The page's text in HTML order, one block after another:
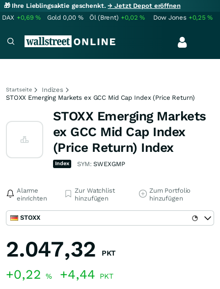
🎁 Ihre Lieblingsaktie geschenkt.→ Jetzt Depot eröffnen
DAX +0,69% Gold 0,00 % Öl (Brent) +0,02% Dow Jones +0,25%
Startseite
Indizes
STOXX Emerging Markets ex GCC Mid Cap Index (Price Return)
STOXX Emerging Markets
ex GCC Mid Cap Index
(Price Return) Index
Index SYM:SWEXGMP
Alarme
einrichten
Zur Watchlist
hinzufügen
Zum Portfolio
hinzufügen
STOXX
2.047,32 PKT
+0,22 % +4,44 PKT